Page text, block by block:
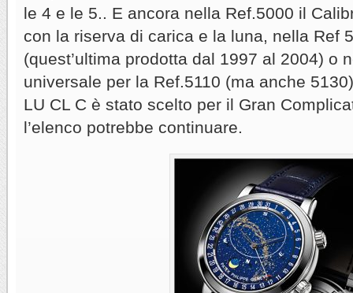
le 4 e le 5.. E ancora nella Ref.5000 il
con la riserva di carica e la luna, nella Ref
(quest’ultima prodotta dal 1997 al 2004) o
universale per la Ref.5110 (ma anche
LU CL C è stato scelto per il Gran
l’elenco potrebbe continuare.